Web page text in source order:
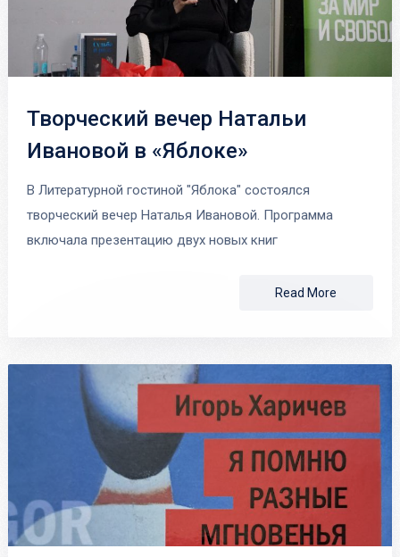
Творческий вечер Натальи
Ивановой в «Яблоке»
В Литературной гостиной "Яблока" состоялся
творческий вечер Наталья Ивановой. Программа
включала презентацию двух новых книг
Read More